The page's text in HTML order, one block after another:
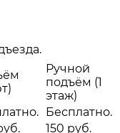
Ручной
подъём (1
этаж)
Бесплатно.
150 руб.